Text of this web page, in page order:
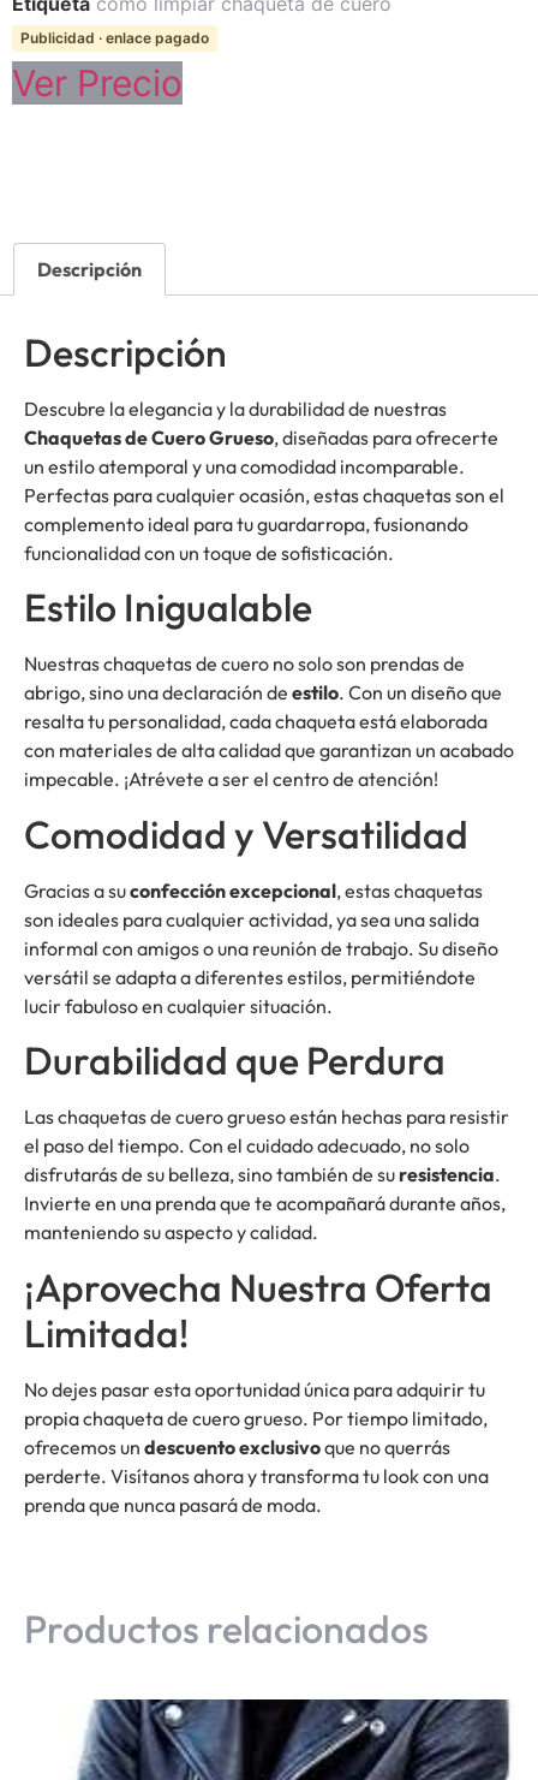
Publicidad · enlace pagado
Ver Precio
Descripción
Descripción
Descubre la elegancia y la durabilidad de nuestras
Chaquetas de Cuero Grueso, diseñadas para ofrecerte
un estilo atemporal y una comodidad incomparable.
Perfectas para cualquier ocasión, estas chaquetas son el
complemento ideal para tu guardarropa, fusionando
funcionalidad con un toque de sofisticación.
Estilo Inigualable
Nuestras chaquetas de cuero no solo son prendas de
abrigo, sino una declaración de estilo. Con un diseño que
resalta tu personalidad, cada chaqueta está elaborada
con materiales de alta calidad que garantizan un acabado
impecable. ¡Atrévete a ser el centro de atención!
Comodidad y Versatilidad
Gracias a suconfección excepcional, estas chaquetas
son ideales para cualquier actividad, ya sea una salida
informal con amigos o una reunión de trabajo. Su diseño
versátil se adapta a diferentes estilos, permitiéndote
lucir fabuloso en cualquier situación.
Durabilidad que Perdura
Las chaquetas de cuero grueso están hechas para resistir
el paso del tiempo. Con el cuidado adecuado, no solo
disfrutarás de su belleza, sino también de suresistencia.
Invierte en una prenda que te acompañará durante años,
manteniendo su aspecto y calidad.
¡Aprovecha Nuestra Oferta
Limitada!
No dejes pasar esta oportunidad única para adquirir tu
propia chaqueta de cuero grueso. Por tiempo limitado,
ofrecemos un descuento exclusivoque no querrás
perderte. Visítanos ahora y transforma tu look con una
prenda que nunca pasará de moda.
Productos relacionados